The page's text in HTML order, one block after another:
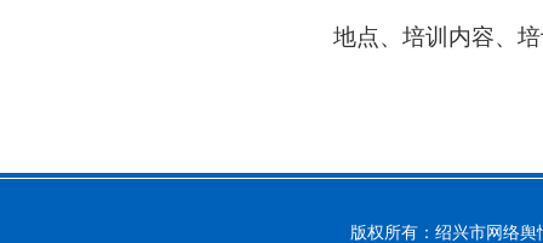
地点、培训内容、
版权所有：绍兴市网络